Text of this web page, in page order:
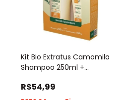
Kit Bio Extratus Camomila
Shampoo 250ml +
R$54,99